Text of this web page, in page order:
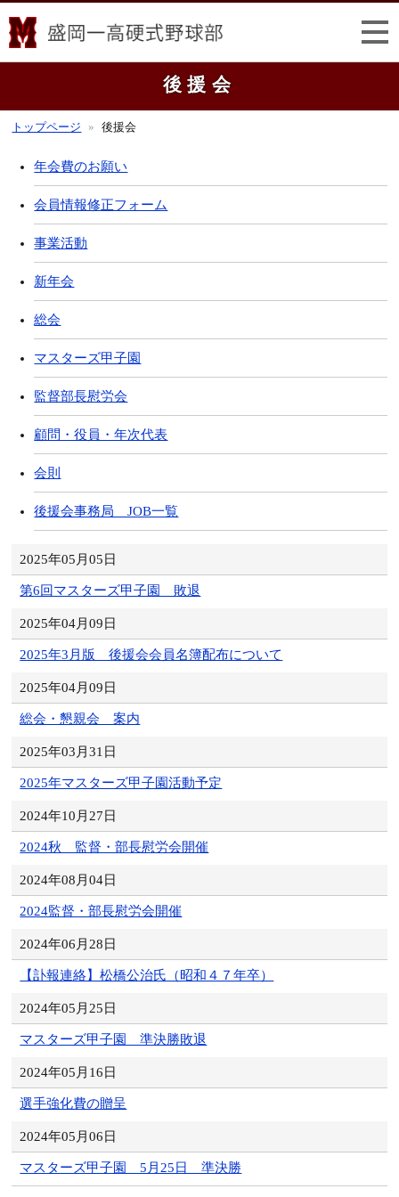
後援会
トップページ 後援会
年会費のお願い
会員情報修正フォーム
事業活動
新年会
総会
マスターズ甲子園
監督部長慰労会
顧問・役員・年次代表
会則
後援会事務局 JOB一覧
2025年05月05日
第6回マスターズ甲子園 敗退
2025年04月09日
2025年3月版 後援会会員名簿配布について
2025年04月09日
総会・懇親会 案内
2025年03月31日
2025年マスターズ甲子園活動予定
2024年10月27日
2024秋 監督・部長慰労会開催
2024年08月04日
2024監督・部長慰労会開催
2024年06月28日
【訃報連絡】松橋公治氏（昭和４７年卒）
2024年05月25日
マスターズ甲子園 準決勝敗退
2024年05月16日
選手強化費の贈呈
2024年05月06日
マスターズ甲子園 5月25日 準決勝